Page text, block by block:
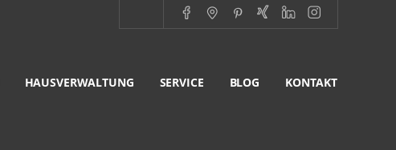
HAUSVERWALTUNG SERVICE BLOG KONTAKT